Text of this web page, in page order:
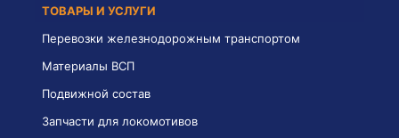
ТОВАРЫ И УСЛУГИ
Перевозки железнодорожным транспортом
Материалы ВСП
Подвижной состав
Запчасти для локомотивов